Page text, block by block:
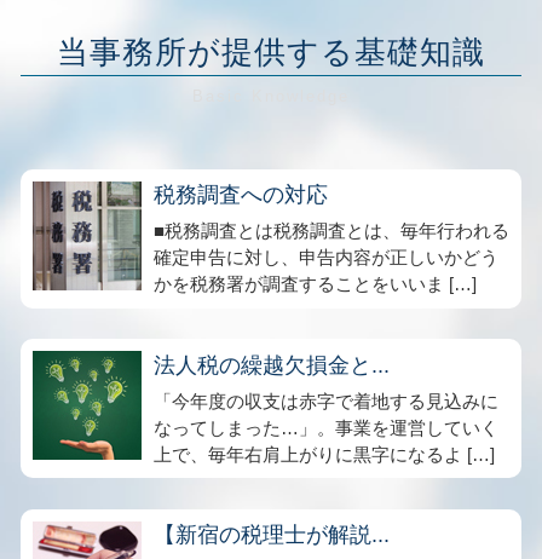
当事務所が提供する基礎知識
税務調査への対応
■税務調査とは税務調査とは、毎年行われる
確定申告に対し、申告内容が正しいかどう
かを税務署が調査することをいいま […]
法人税の繰越欠損金と...
「今年度の収支は赤字で着地する見込みに
なってしまった…」。事業を運営していく
上で、毎年右肩上がりに黒字になるよ […]
【新宿の税理士が解説...